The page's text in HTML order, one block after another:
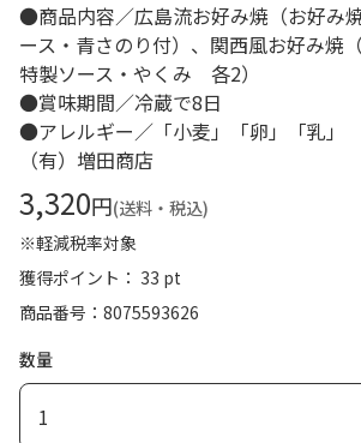
●商品内容／広島流お好み焼（お好み
ース・青さのり付）、関西風お好み焼
特製ソース・やくみ 各2）
●賞味期間／冷蔵で8日
●アレルギー／「小麦」「卵」「乳」
（有）増田商店
3,320円(送料・税込)
※軽減税率対象
獲得ポイント： 33 pt
商品番号
8075593626
数量
1